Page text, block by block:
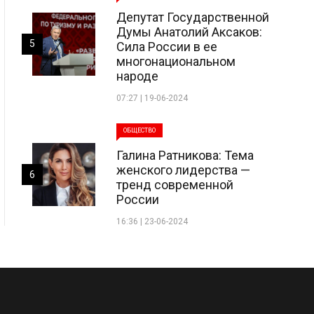
Депутат Государственной
Думы Анатолий Аксаков:
Сила России в ее
многонациональном
народе
07:27 | 19-06-2024
5
ОБЩЕСТВО
Галина Ратникова: Тема
женского лидерства —
тренд современной
России
16:36 | 23-06-2024
6